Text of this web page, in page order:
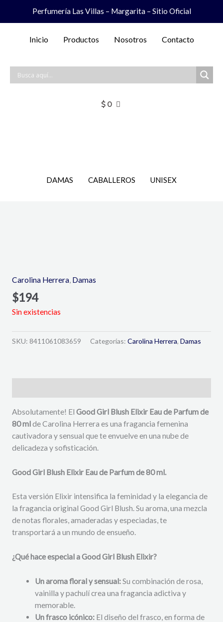
Perfumería Las Villas – Margarita – Sitio Oficial
Inicio Productos Nosotros Contacto
$ 0
DAMAS CABALLEROS UNISEX
Carolina Herrera, Damas
$194
Sin existencias
SKU: 8411061083659 Categorías: Carolina Herrera, Damas
Absolutamente! El Good Girl Blush Elixir Eau de Parfum de
80 mlde Carolina Herrera es una fragancia femenina
cautivadora y sensual que te envuelve en una nube de
delicadeza y sofisticación.
Good Girl Blush Elixir Eau de Parfum de 80 ml.
Esta versión Elixir intensifica la feminidad y la elegancia de
la fragancia original Good Girl Blush. Su aroma, una mezcla
de notas florales, amaderadas y especiadas, te
transportará a un mundo de ensueño.
¿Qué hace especial a Good Girl Blush Elixir?
Un aroma floral y sensual:Su combinación de rosa,
vainilla y pachulí crea una fragancia adictiva y
memorable.
Un frasco icónico: El diseño del frasco, en forma de